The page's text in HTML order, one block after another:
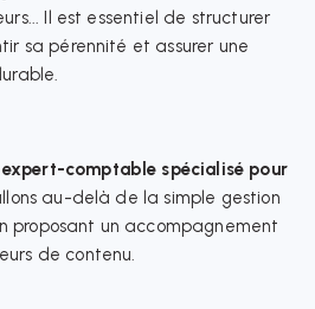
Il est essentiel de structurer
sa pérennité et assurer une
expert-comptable spécialisé pour
au-delà de la simple gestion
proposant un accompagnement
de contenu.​